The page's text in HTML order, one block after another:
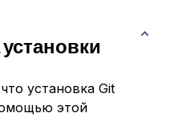
установка Git
этой